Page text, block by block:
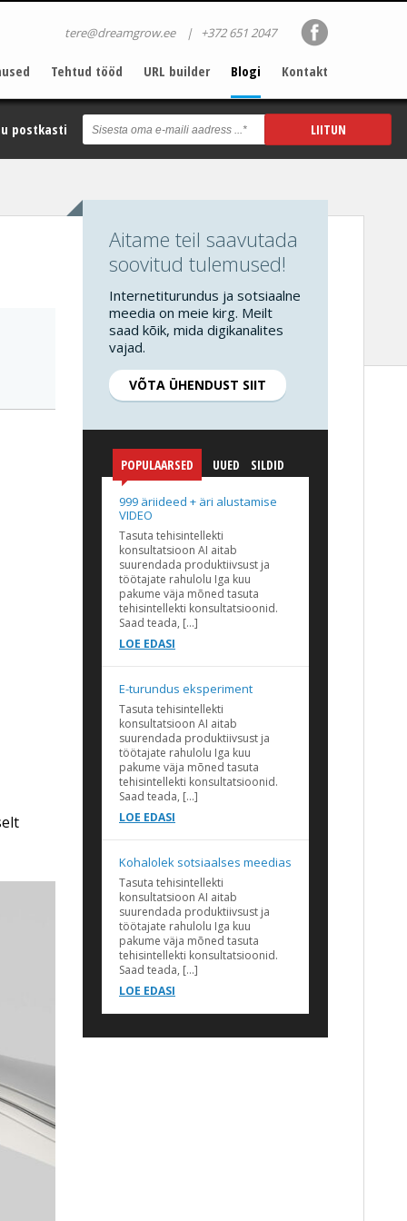
tere@dreamgrow.ee | +372 651 2047
Tehtud tööd URL builder Blogi Kontakt
postkasti
Aitame teil saavutada
soovitud tulemused!
Internetiturundus ja sotsiaalne
meedia on meie kirg. Meilt
saad kõik, mida digikanalites
vajad.
VÕTA ÜHENDUST SIIT
POPULAARSED UUED SILDID
999 äriideed + äri alustamise
VIDEO
Tasuta tehisintellekti
konsultatsioon AI aitab
suurendada produktiivsust ja
töötajate rahulolu Iga kuu
pakume väja mõned tasuta
tehisintellekti konsultatsioonid.
Saad teada, […]
LOE EDASI
E-turundus eksperiment
Tasuta tehisintellekti
konsultatsioon AI aitab
suurendada produktiivsust ja
töötajate rahulolu Iga kuu
pakume väja mõned tasuta
tehisintellekti konsultatsioonid.
Saad teada, […]
LOE EDASI
Kohalolek sotsiaalses meedias
Tasuta tehisintellekti
konsultatsioon AI aitab
suurendada produktiivsust ja
töötajate rahulolu Iga kuu
pakume väja mõned tasuta
tehisintellekti konsultatsioonid.
Saad teada, […]
LOE EDASI